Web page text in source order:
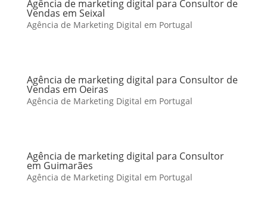
Agência de marketing digital para Consultor de
Vendas em Seixal
Agência de Marketing Digital em Portugal
Agência de marketing digital para Consultor de
Vendas em Oeiras
Agência de Marketing Digital em Portugal
Agência de marketing digital para Consultor
em Guimarães
Agência de Marketing Digital em Portugal